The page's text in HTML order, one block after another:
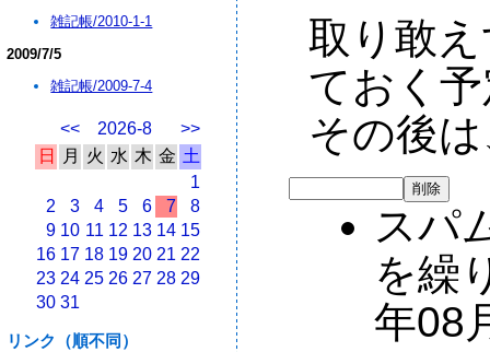
取り敢
ておく
その後
スパ
を繰
年08
雑記帳/2010-1-1
2009/7/5
雑記帳/2009-7-4
<< 2026-8
>>
日
月 火 水 木 金 土
1
2
3 4 5 6 7
8
9 10 11 12 13 14 15
16 17 18 19 20 21 22
23 24 25 26 27 28 29
30 31
リンク（順不同）